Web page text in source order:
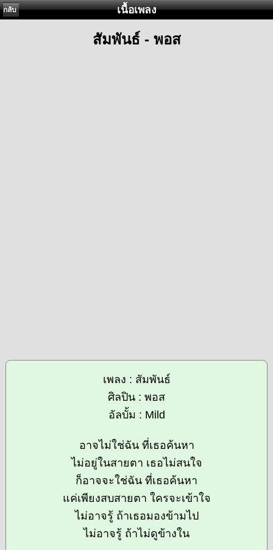
กลับ เนื้อเพลง
สัมพันธ์ - พอส
เพลง : สัมพันธ์
ศิลปิน : พอส
อัลบั้ม : Mild
อาจไม่ใช่ฉัน ที่เธอค้นหา
ไม่อยู่ในสายตา เธอไม่สนใจ
ก็อาจจะใช่ฉัน ที่เธอค้นหา
แค่เพียงสบสายตา ใครจะเข้าใจ
ไม่อาจรู้ ถ้าเธอมองข้ามไป
ไม่อาจรู้ ถ้าไม่ดูข้างใน